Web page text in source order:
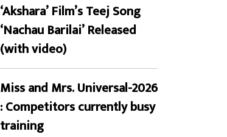
‘Akshara’ Film’s Teej Song
‘Nachau Barilai’ Released
(with video)
Miss and Mrs. Universal-2026
: Competitors currently busy
training